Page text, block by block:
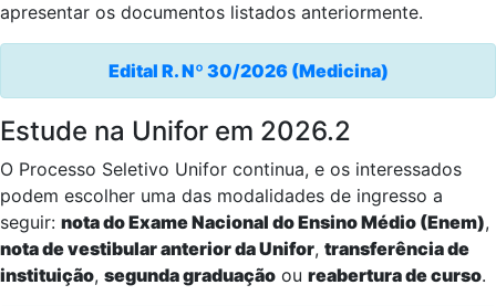
apresentar os documentos listados anteriormente.
Edital R. Nº 30/2026 (Medicina)
Estude na Unifor em 2026.2
O Processo Seletivo Unifor continua, e os interessados
podem escolher uma das modalidades de ingresso a
seguir: nota do Exame Nacional do Ensino Médio (Enem),
nota de vestibular anterior da Unifor, transferência de
instituição, segunda graduação ou reabertura de curso.